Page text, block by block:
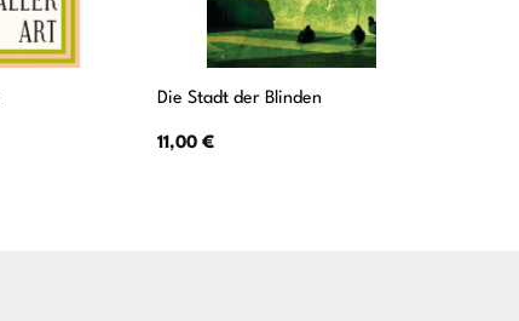
Die Stadt der Blinden
11,00 €